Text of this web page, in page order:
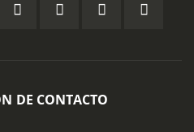
DE CONTACTO